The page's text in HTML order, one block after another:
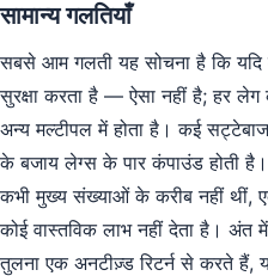
सामान्य गलतियाँ
सबसे आम गलती यह सोचना है कि यदि
सुरक्षा करता है — ऐसा नहीं है; हर लेग
अन्य मल्टीपल में होता है। कई
के बजाय लेग्स के पार कंपाउंड होती
कभी मुख्य संख्याओं के करीब नहीं थीं,
कोई वास्तविक लाभ नहीं देता है। अंत
तुलना एक अनटीज़्ड रिटर्न से करते हैं,